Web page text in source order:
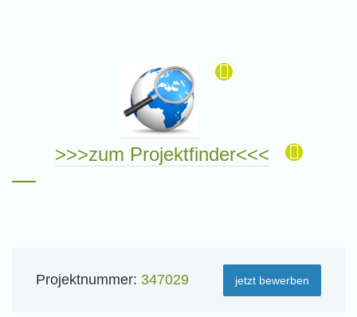
>>>zum Projektfinder<<<
Projektnummer: 347029 jetzt bewerben